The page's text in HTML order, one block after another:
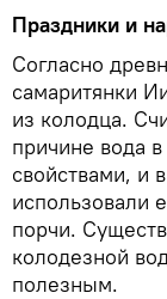
Праздники и
Согласно
самаритянки
из колодца.
причине вода
свойствами, и
использовали
порчи.
колодезной
полезным.